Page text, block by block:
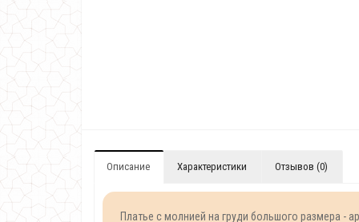
Описание Характеристики Отзывов (0)
Платье с молнией на груди большого размера -